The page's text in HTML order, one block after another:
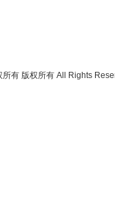
有 版权所有 All Rights